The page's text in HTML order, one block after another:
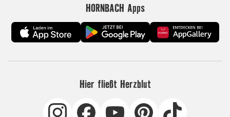
HORNBACH Apps
Hier fließt Herzblut